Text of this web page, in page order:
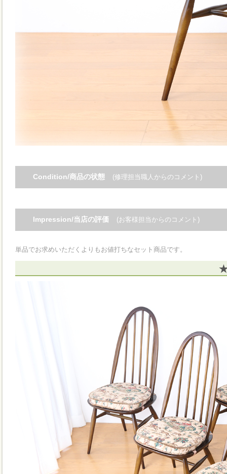
Condition/商品の状態 (修理担当職人からのコメント)
Impression/当店の評価 (お客様担当からのコメント)
単品でお求めいただくよりもお値打ちなセット商品です。